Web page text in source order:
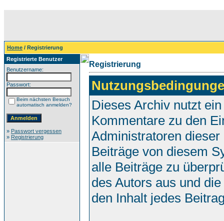
Home / Registrierung
Registrierte Benutzer
Benutzername:
Passwort:
Beim nächsten Besuch
automatisch anmelden?
» Passwort vergessen
» Registrierung
Registrierung
Dieses Archiv nutzt
Kommentare zu den
Administratoren
Beiträge von diesem
alle Beiträge zu
des Autors aus und
den Inhalt jedes